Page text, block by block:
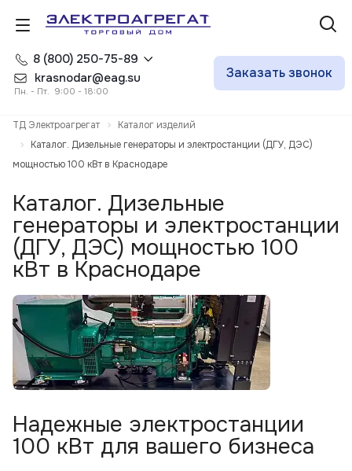
8 (800) 250-75-89
krasnodar@eag.su
Пн. - Пт. 9:00 - 18:00
Заказать звонок
ТД Электроагрегат
Каталог изделий
Каталог. Дизельные генераторы и электростанции (ДГУ, ДЭС)
мощностью 100 кВт в Краснодаре
Каталог. Дизельные
генераторы и электростанции
(ДГУ, ДЭС) мощностью 100
кВт в Краснодаре
Надежные электростанции
100 кВт для вашего бизнеса